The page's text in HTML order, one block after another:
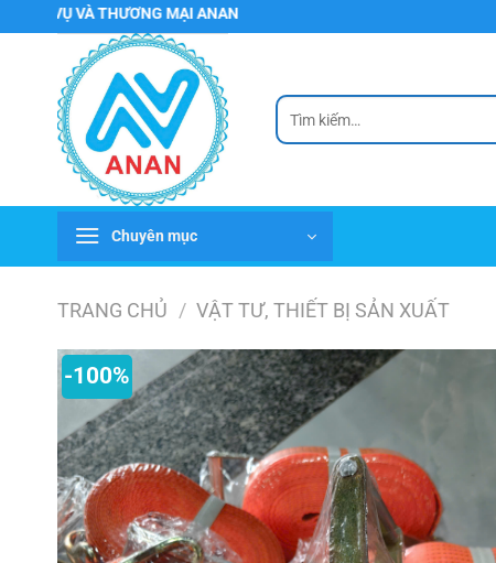
đến
MẠI ANAN
Tìm
kiếm:
Chuyên mục
TRANG CHỦ / VẬT TƯ, THIẾT BỊ SẢN XUẤT
-100%